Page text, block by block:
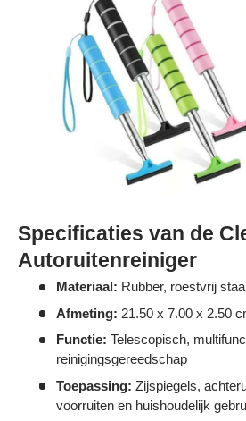
Specificaties van de
Autoruitenreiniger
Materiaal: Rubber, roestvrij
Afmeting: 21.50 x 7.00 x 2.50
Functie: Telescopisch,
reinigingsgereedschap
Toepassing: Zijspiegels,
voorruiten en huishoudelijk